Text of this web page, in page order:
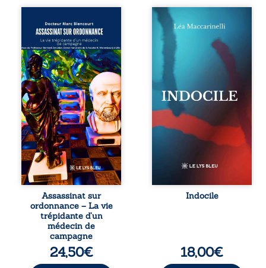
Assassinat sur
ordonnance – La
vie trépidante
d’un médecin de
campagne est la
réédition enrichie
et actualisée du
témoignage du
Docteur Marc
Biencourt, ancien
médecin de
famille, qui revient
sur son parcours
médical, syndical
et ordinal. Depuis
septembre 2013, il
raconte le long
combat qui l’a
conduit à être
écarté du corps
médical, malgré
une décision de
première instance
Assassinat sur
ordonnance – La vie
trépidante d’un
médecin de
campagne
24,50€
Quatre parties.
Quatre refus.
Quatre visages
d’une existence en
friction. Entre les
silences qu’on ne
déchiffre pas, les
amours qu’on
dérange, les corps
qu’on administre
et les liens qu’on
sabote, cet
ouvrage parle à
vivent trop fort,
trop vrai, trop tôt.
traversée. Une
langue nue. Une
Indocile
18,00€